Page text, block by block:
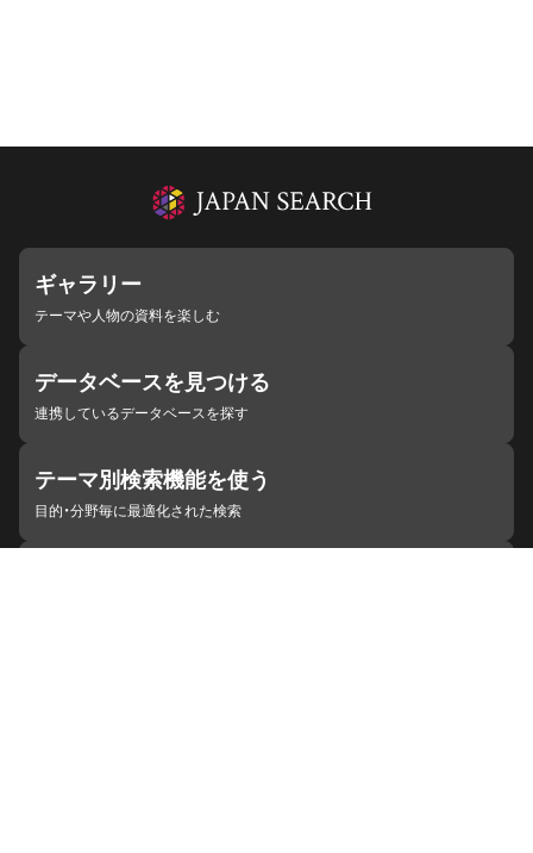
ギャラリー
テーマや人物の資料を楽しむ
データベースを見つける
連携しているデータベースを探す
テーマ別検索機能を使う
目的・分野毎に最適化された検索